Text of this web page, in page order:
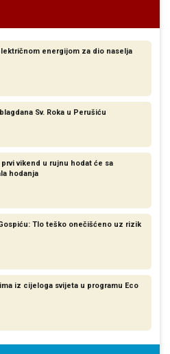
energijom za dio naselja
Sv. Roka u Perušiću
vikend u rujnu hodat će sa
hodanja
Tlo teško onečišćeno uz rizik
iz cijeloga svijeta u programu Eco